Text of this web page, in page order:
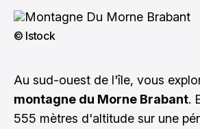
© Istock
Au sud-ouest de l'île, vous
montagne du Morne Brabant.
555 mètres d'altitude sur une